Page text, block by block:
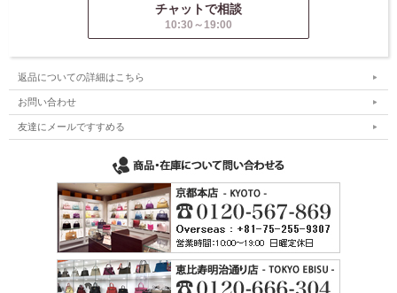
チャットで相談
10:30～19:00
返品についての詳細はこちら
お問い合わせ
友達にメールですすめる